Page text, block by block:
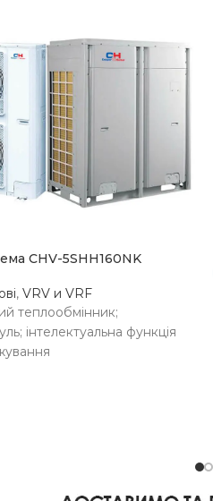
CHV-5SHH160NK
, VRV и VRF
теплообмінник;
інтелектуальна функція